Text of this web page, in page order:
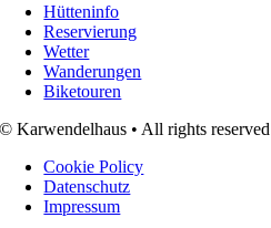
Hütteninfo
Reservierung
Wetter
Wanderungen
Biketouren
© Karwendelhaus • All rights reserved
Cookie Policy
Datenschutz
Impressum